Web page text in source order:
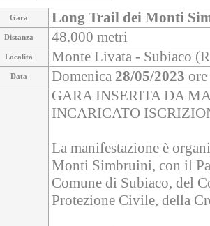
Gara Long Trail dei Monti
Distanza 48.000 metri
Località Monte Livata - Subiaco
Data Domenica 28/05/2023
GARA INSERITA DA
INCARICATO
La manifestazione è
Monti Simbruini, con il
Comune di Subiaco, del
Protezione Civile, della